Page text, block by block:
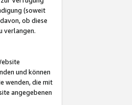
(soweit
ob diese
verlangen.
und können
wenden, die mit
angegebenen